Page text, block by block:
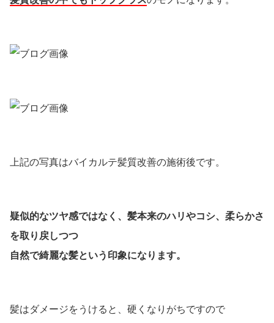
上記の写真はバイカルテ髪質改善の施術後です。
疑似的なツヤ感ではなく、髪本来のハリやコシ、柔らかさ
を取り戻しつつ
自然で綺麗な髪という印象になります。
髪はダメージをうけると、硬くなりがちですので